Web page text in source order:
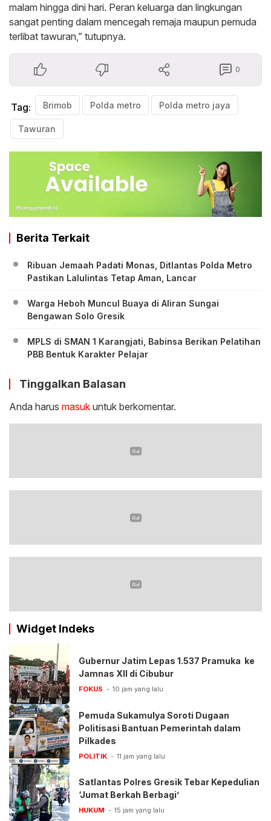
malam hingga dini hari. Peran keluarga dan lingkungan
sangat penting dalam mencegah remaja maupun pemuda
terlibat tawuran,” tutupnya.
0
Tag: Brimob Polda metro Polda metro jaya
Tawuran
Berita Terkait
Ribuan Jemaah Padati Monas, Ditlantas Polda Metro
Pastikan Lalulintas Tetap Aman, Lancar
Warga Heboh Muncul Buaya di Aliran Sungai
Bengawan Solo Gresik
MPLS di SMAN 1 Karangjati, Babinsa Berikan Pelatihan
PBB Bentuk Karakter Pelajar
Tinggalkan Balasan
Anda harus masuk untuk berkomentar.
Widget Indeks
Gubernur Jatim Lepas 1.537 Pramuka ke
Jamnas XII di Cibubur
FOKUS 10 jam yang lalu
Pemuda Sukamulya Soroti Dugaan
Politisasi Bantuan Pemerintah dalam
Pilkades
POLITIK 11 jam yang lalu
Satlantas Polres Gresik Tebar Kepedulian
‘Jumat Berkah Berbagi’
HUKUM 15 jam yang lalu